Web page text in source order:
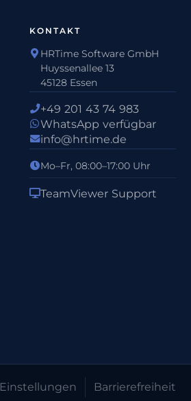
KONTAKT
HRTime Software GmbH
Huyssenallee 13
45128 Essen
+49 201 43 74 983
WhatsApp verfügbar
info@hrtime.de
Mo–Fr, 08:00–17:00 Uhr
TeamViewer Support
Barrierefreiheit